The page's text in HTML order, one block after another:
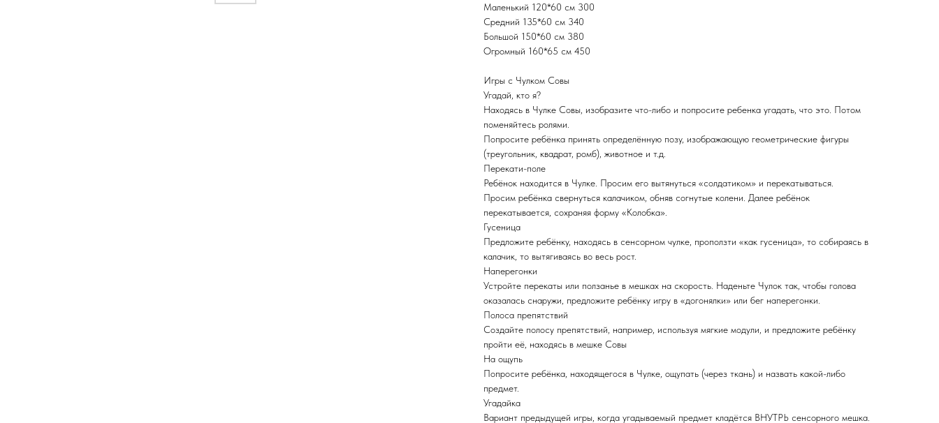
Маленький 120*60 см 300
Средний 135*60 см 340
Большой 150*60 см 380
Огромный 160*65 см 450
Игры с Чулком Совы
Угадай, кто я?
Находясь в Чулке Совы, изобразите что-либо и попросите ребенка угадать, что это. Потом
поменяйтесь ролями.
Попросите ребёнка принять определённую позу, изображающую геометрические фигуры
(треугольник, квадрат, ромб), животное и т.д.
Перекати-поле
Ребёнок находится в Чулке. Просим его вытянуться «солдатиком» и перекатываться.
Просим ребёнка свернуться калачиком, обняв согнутые колени. Далее ребёнок
перекатывается, сохраняя форму «Колобка».
Гусеница
Предложите ребёнку, находясь в сенсорном чулке, проползти «как гусеница», то собираясь в
калачик, то вытягиваясь во весь рост.
Наперегонки
Устройте перекаты или ползанье в мешках на скорость. Наденьте Чулок так, чтобы голова
оказалась снаружи, предложите ребёнку игру в «догонялки» или бег наперегонки.
Полоса препятствий
Создайте полосу препятствий, например, используя мягкие модули, и предложите ребёнку
пройти её, находясь в мешке Совы
На ощупь
Попросите ребёнка, находящегося в Чулке, ощупать (через ткань) и назвать какой-либо
предмет.
Угадайка
Вариант предыдущей игры, когда угадываемый предмет кладётся ВНУТРЬ сенсорного мешка.